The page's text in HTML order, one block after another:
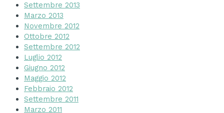
Settembre 2013
Marzo 2013
Novembre 2012
Ottobre 2012
Settembre 2012
Luglio 2012
Giugno 2012
Maggio 2012
Febbraio 2012
Settembre 2011
Marzo 2011